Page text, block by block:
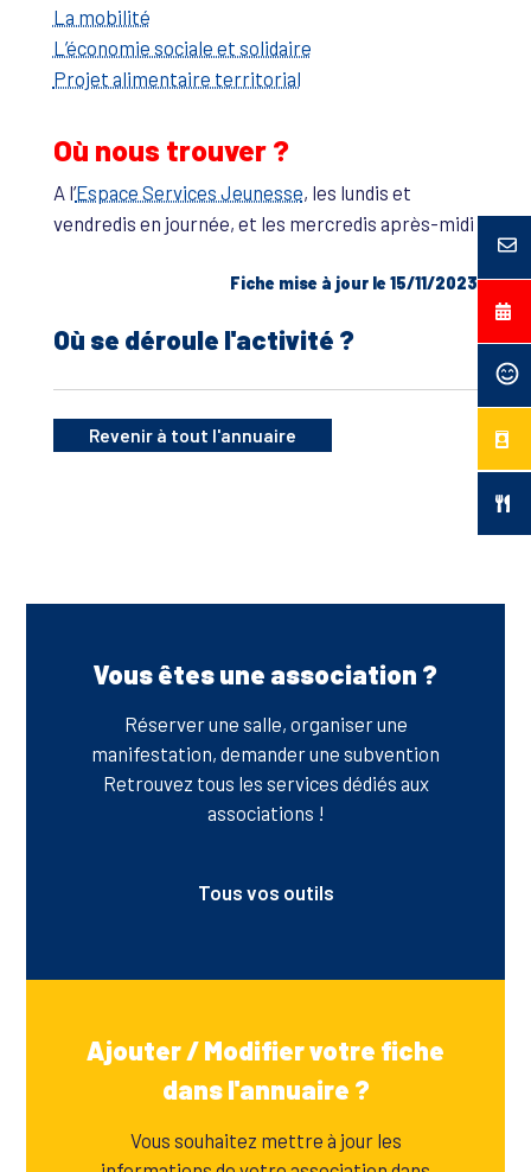
La mobilité
L’économie sociale et solidaire
Projet alimentaire territorial
Où nous trouver ?
A l’Espace Services Jeunesse, les lundis et
vendredis en journée, et les mercredis après-midi
Fiche mise à jour le 15/11/2023
Où se déroule l'activité ?
Revenir à tout l'annuaire
Vous êtes une association ?
Réserver une salle, organiser une
manifestation, demander une subvention
Retrouvez tous les services dédiés aux
associations !
Tous vos outils
Ajouter / Modifier votre fiche
dans l'annuaire ?
Vous souhaitez mettre à jour les